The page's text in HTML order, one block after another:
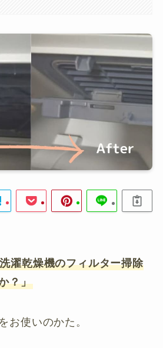
濯乾燥機のフィルター掃除
？」
お使いのかた。